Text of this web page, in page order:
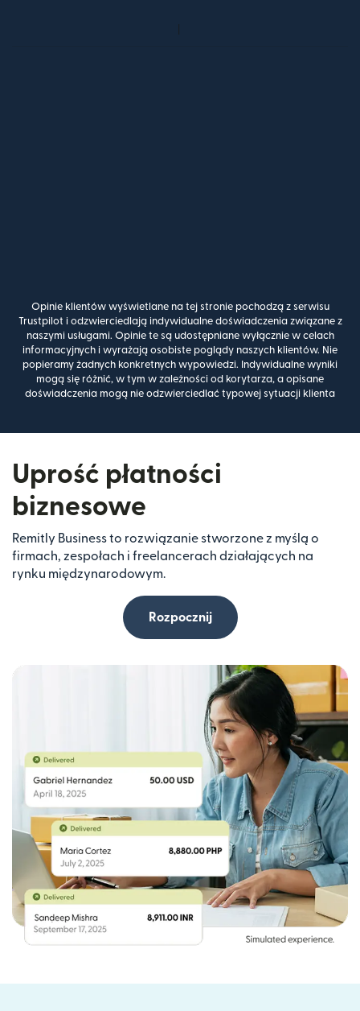
Opinie klientów wyświetlane na tej stronie pochodzą z serwisu
Trustpilot i odzwierciedlają indywidualne doświadczenia związane z
naszymi usługami. Opinie te są udostępniane wyłącznie w celach
informacyjnych i wyrażają osobiste poglądy naszych klientów. Nie
popieramy żadnych konkretnych wypowiedzi. Indywidualne wyniki
mogą się różnić, w tym w zależności od korytarza, a opisane
doświadczenia mogą nie odzwierciedlać typowej sytuacji klienta
Uprość płatności
biznesowe
Remitly Business to rozwiązanie stworzone z myślą o
firmach, zespołach i freelancerach działających na
rynku międzynarodowym.
Rozpocznij